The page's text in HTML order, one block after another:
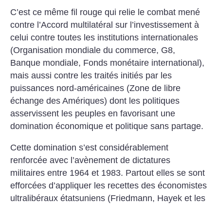
C’est ce même fil rouge qui relie le combat mené
contre l’Accord multilatéral sur l’investissement à
celui contre toutes les institutions internationales
(Organisation mondiale du commerce, G8,
Banque mondiale, Fonds monétaire international),
mais aussi contre les traités initiés par les
puissances nord-américaines (Zone de libre
échange des Amériques) dont les politiques
asservissent les peuples en favorisant une
domination économique et politique sans partage.
Cette domination s’est considérablement
renforcée avec l’avènement de dictatures
militaires entre 1964 et 1983. Partout elles se sont
efforcées d’appliquer les recettes des économistes
ultralibéraux étatsuniens (Friedmann, Hayek et les